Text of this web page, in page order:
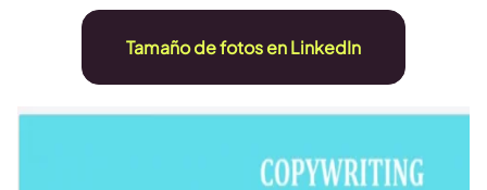
Tamaño de fotos en LinkedIn